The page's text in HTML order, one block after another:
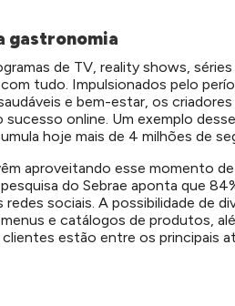
gastronomia
de TV, reality shows,
tudo. Impulsionados pelo
e bem-estar, os
online. Um exemplo
hoje mais de 4 milhões de
aproveitando esse momento
do Sebrae aponta que
redes sociais. A possibilidade de
e catálogos de produtos,
estão entre os principais